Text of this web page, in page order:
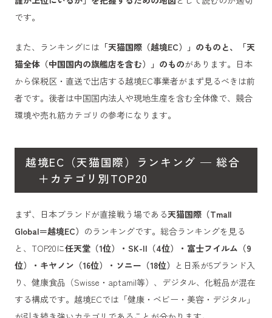
です。
また、ランキングには 「天猫国際（越境EC）」のものと、「天
猫全体（中国国内の旗艦店を含む）」のものがあります。日本
から保税区・直送で出店する越境EC事業者がまず見るべきは前
者です。後者は中国国内法人や現地生産を含む全体像で、競合
環境や売れ筋カテゴリの参考になります。
越境EC（天猫国際）ランキング — 総合
＋カテゴリ別TOP20
まず、日本ブランドが直接戦う場である天猫国際（Tmall
Global＝越境EC） のランキングです。総合ランキングを見る
と、TOP20に任天堂（1位）・SK-II（4位）・富士フイルム（9
位）・キヤノン（16位）・ソニー（18位） と日系が5ブランド入
り、健康食品（Swisse・aptamil等）、デジタル、化粧品が混在
する構成です。越境ECでは「健康・ベビー・美容・デジタル」